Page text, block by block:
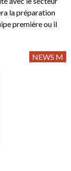
la préparation
première ou il
NEWS M